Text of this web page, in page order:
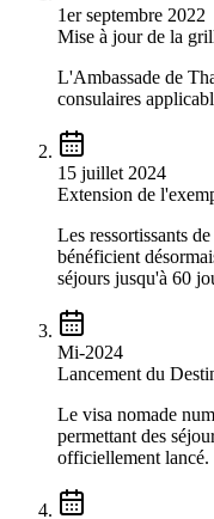
1er septembre 2022
Mise à jour de la
L'Ambassade de
consulaires
15 juillet 2024
Extension de
Les ressortissants
bénéficient
séjours jusqu'à 60
Mi-2024
Lancement du
Le visa nomade
permettant des
officiellement lancé.